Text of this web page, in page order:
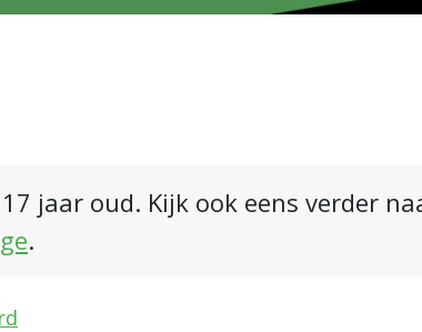
jaar oud. Kijk ook eens verder
.